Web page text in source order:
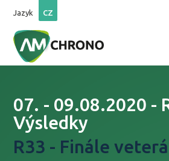
Jazyk CZ
07. - 09.08.2020 -
Výsledky
R33 - Finále